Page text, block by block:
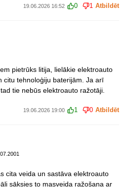
19.06.2026 16:52 0 1 Atbildēt
pietrūks litija, lielākie elektroauto
citu tehnoloģiju baterijām. Ja arī
tie nebūs elektroauto ražotāji.
19.06.2026 19:00 1 0 Atbildēt
cita veida un sastāva elektroauto
sāksies to masveida ražošana ar